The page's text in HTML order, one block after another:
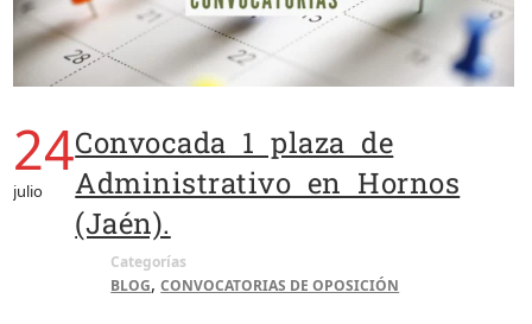
24
julio
Convocada 1 plaza de
Administrativo en Hornos
(Jaén).
Categorías
BLOG,CONVOCATORIAS DE OPOSICIÓN